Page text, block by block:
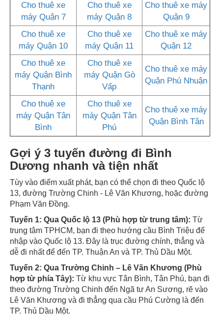
Cho thuê xe
máy Quận 7
Cho thuê xe
máy Quận 8
Cho thuê xe máy
Quận 9
Cho thuê xe
máy Quận 10
Cho thuê xe
máy Quận 11
Cho thuê xe máy
Quận 12
Cho thuê xe
máy Quận Bình
Thạnh
Cho thuê xe
máy Quận Gò
Vấp
Cho thuê xe máy
Quận Phú Nhuận
Cho thuê xe
máy Quận Tân
Bình
Cho thuê xe
máy Quận Tân
Phú
Cho thuê xe máy
Quận Bình Tân
Gợi ý 3 tuyến đường đi Bình
Dương nhanh và tiện nhất
Tùy vào điểm xuất phát, bạn có thể chọn đi theo Quốc lộ
13, đường Trường Chinh - Lê Văn Khương, hoặc đường
Phạm Văn Đồng.
Tuyến 1: Qua Quốc lộ 13 (Phù hợp từ trung tâm): Từ
trung tâm TPHCM, bạn đi theo hướng cầu Bình Triệu để
nhập vào Quốc lộ 13. Đây là trục đường chính, thẳng và
dễ đi nhất để đến TP. Thuận An và TP. Thủ Dầu Một.
Tuyến 2: Qua Trường Chinh – Lê Văn Khương (Phù
hợp từ phía Tây): Từ khu vực Tân Bình, Tân Phú, bạn đi
theo đường Trường Chinh đến Ngã tư An Sương, rẽ vào
Lê Văn Khương và đi thẳng qua cầu Phú Cường là đến
TP. Thủ Dầu Một.